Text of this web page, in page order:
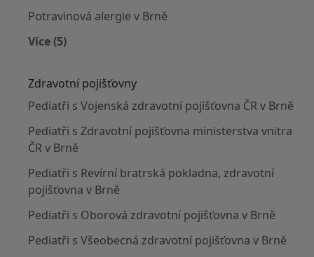
Potravinová alergie v Brně
Více (5)
Zdravotní pojišťovny
Pediatři s Vojenská zdravotní pojišťovna ČR v Brně
Pediatři s Zdravotní pojišťovna ministerstva vnitra
ČR v Brně
Pediatři s Revírní bratrská pokladna, zdravotní
pojišťovna v Brně
Pediatři s Oborová zdravotní pojišťovna v Brně
Pediatři s Všeobecná zdravotní pojišťovna v Brně